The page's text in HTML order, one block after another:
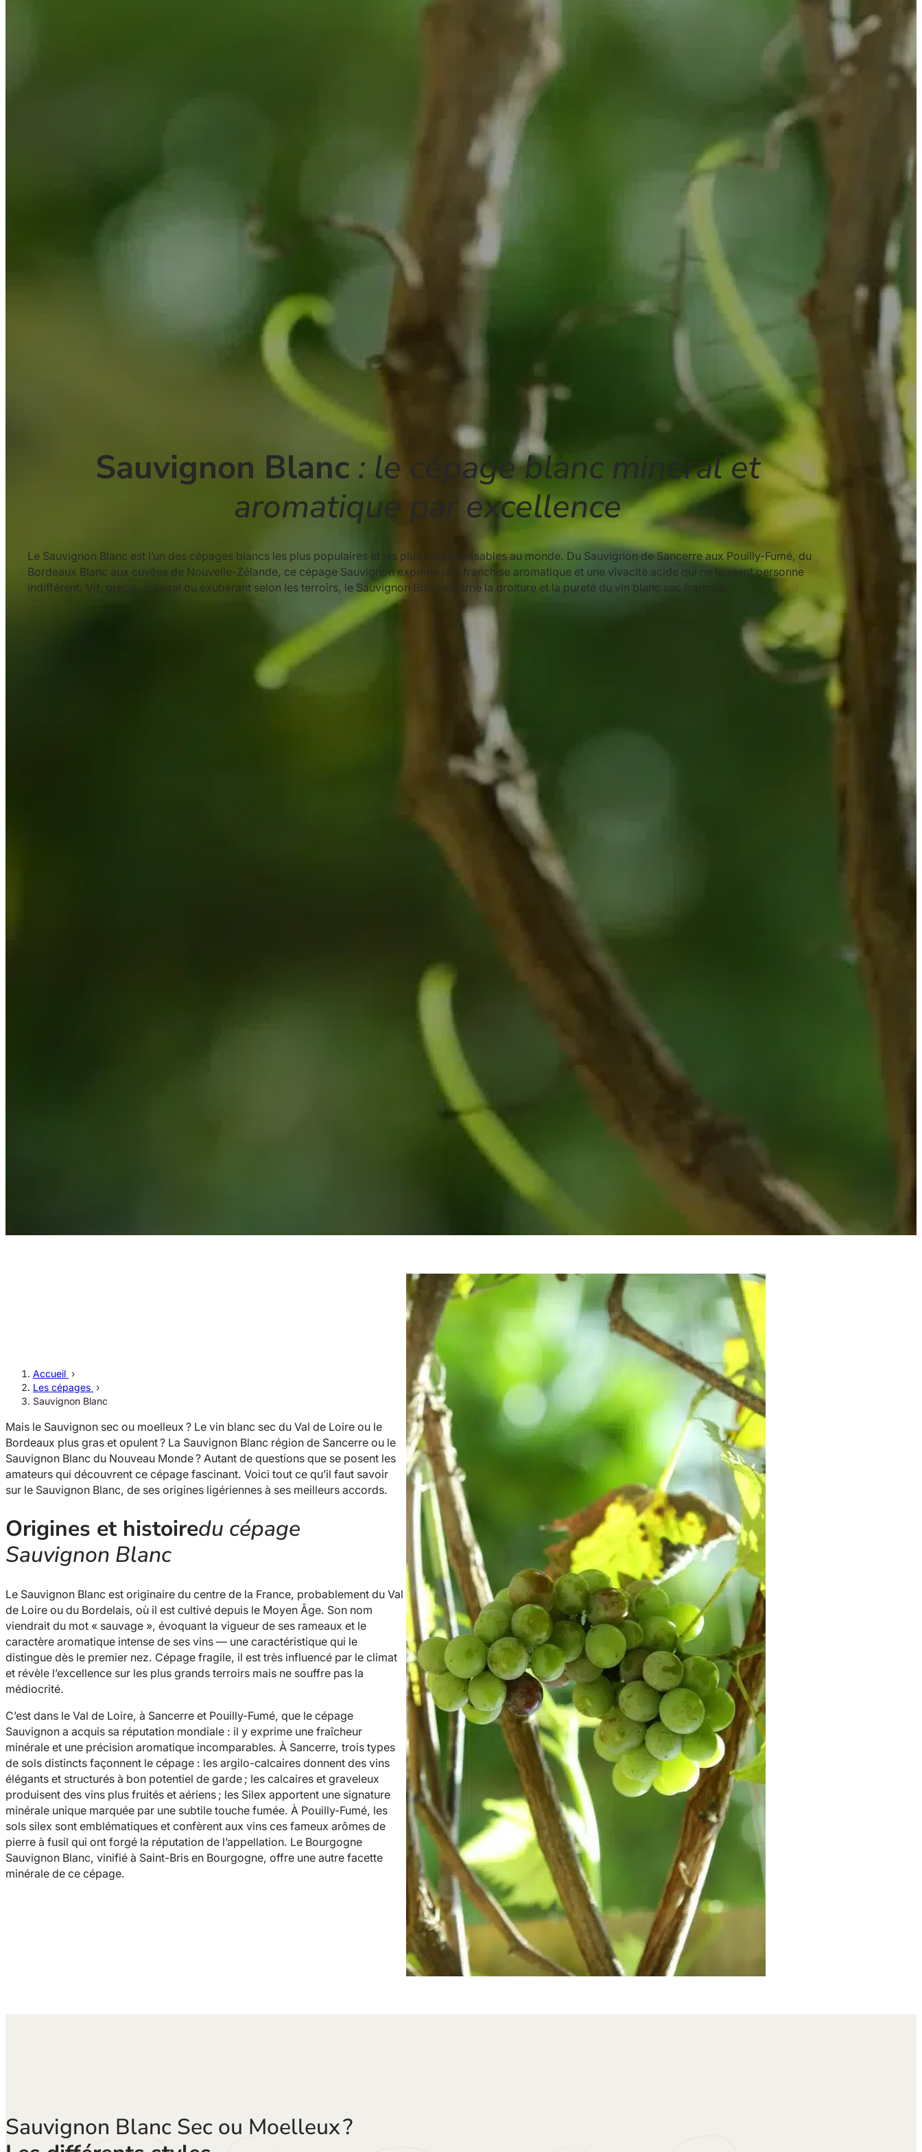
Sauvignon Blanc : le cépage blanc minéral et
aromatique par excellence
Le Sauvignon Blanc est l’un des cépages blancs les plus populaires et les plus reconnaissables au monde. Du Sauvignon de Sancerre aux Pouilly-Fumé, du
Bordeaux Blanc aux cuvées de Nouvelle-Zélande, ce cépage Sauvignon exprime une franchise aromatique et une vivacité acide qui ne laissent personne
indifférent. Vif, précis, minéral ou exubérant selon les terroirs, le Sauvignon Blanc incarne la droiture et la pureté du vin blanc sec français.
Accueil ›
Les cépages ›
Sauvignon Blanc
Mais le Sauvignon sec ou moelleux ? Le vin blanc sec du Val de Loire ou le
Bordeaux plus gras et opulent ? La Sauvignon Blanc région de Sancerre ou le
Sauvignon Blanc du Nouveau Monde ? Autant de questions que se posent les
amateurs qui découvrent ce cépage fascinant. Voici tout ce qu’il faut savoir
sur le Sauvignon Blanc, de ses origines ligériennes à ses meilleurs accords.
Origines et histoiredu cépage
Sauvignon Blanc
Le Sauvignon Blanc est originaire du centre de la France, probablement du Val
de Loire ou du Bordelais, où il est cultivé depuis le Moyen Âge. Son nom
viendrait du mot « sauvage », évoquant la vigueur de ses rameaux et le
caractère aromatique intense de ses vins — une caractéristique qui le
distingue dès le premier nez. Cépage fragile, il est très influencé par le climat
et révèle l’excellence sur les plus grands terroirs mais ne souffre pas la
médiocrité.
C’est dans le Val de Loire, à Sancerre et Pouilly-Fumé, que le cépage
Sauvignon a acquis sa réputation mondiale : il y exprime une fraîcheur
minérale et une précision aromatique incomparables. À Sancerre, trois types
de sols distincts façonnent le cépage : les argilo-calcaires donnent des vins
élégants et structurés à bon potentiel de garde ; les calcaires et graveleux
produisent des vins plus fruités et aériens ; les Silex apportent une signature
minérale unique marquée par une subtile touche fumée. À Pouilly-Fumé, les
sols silex sont emblématiques et confèrent aux vins ces fameux arômes de
pierre à fusil qui ont forgé la réputation de l’appellation. Le Bourgogne
Sauvignon Blanc, vinifié à Saint-Bris en Bourgogne, offre une autre facette
minérale de ce cépage.
Sauvignon Blanc Sec ou Moelleux ?